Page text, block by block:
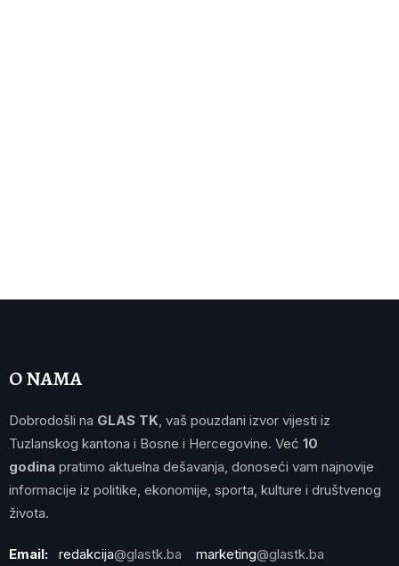
O NAMA
Dobrodošli na GLAS TK , vaš pouzdani izvor vijesti iz
Tuzlanskog kantona i Bosne i Hercegovine. Već 10
godina pratimo aktuelna dešavanja, donoseći vam najnovije
informacije iz politike, ekonomije, sporta, kulture i društvenog
života.
Email: redakcija@glastk.ba marketing@glastk.ba